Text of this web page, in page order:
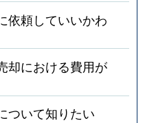
依頼していいかわ
却における費用が
ついて知りたい